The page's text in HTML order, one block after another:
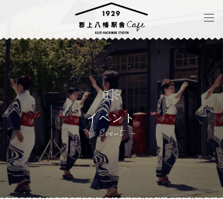
イベント
Event